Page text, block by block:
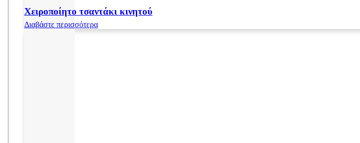
Χειροποίητο τσαντάκι κινητού
Διαβάστε περισσότερα